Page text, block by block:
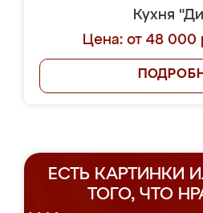
Кухня
Цена: от 48 000
ЕСТЬ КАРТИНКИ
ТОГО, ЧТО